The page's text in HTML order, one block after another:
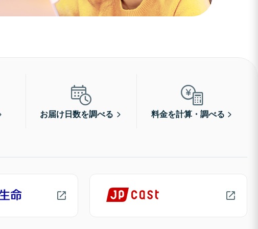
お届け日数を調べる 料金を計算・調べる